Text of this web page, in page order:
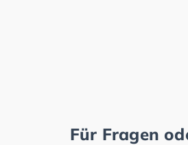
Für Fragen